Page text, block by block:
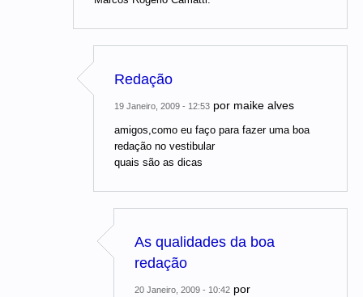
Redação
19 Janeiro, 2009 - 12:53 por maike alves
amigos,como eu faço para fazer uma boa
redação no vestibular
quais são as dicas
As qualidades da boa
redação
20 Janeiro, 2009 - 10:42 por